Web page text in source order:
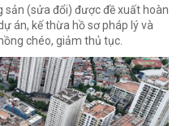
sản (sửa đổi) được đề xuất hoàn
án, kế thừa hồ sơ pháp lý và
chéo, giảm thủ tục.